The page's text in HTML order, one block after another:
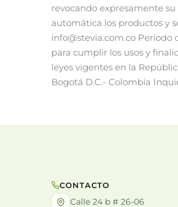
CONTACTO
Calle 24 b # 26-06